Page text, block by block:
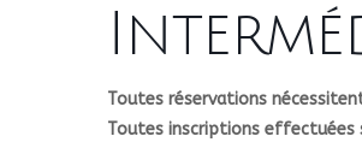
Toutes réservations
Toutes inscriptions effectuées